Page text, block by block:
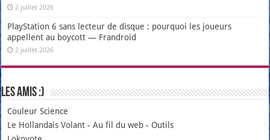
2 juillet 2026
PlayStation 6 sans lecteur de disque : pourquoi les joueurs
appellent au boycott — Frandroid
2 juillet 2026
Les amis :)
Couleur Science
Le Hollandais Volant -Au fil du web - Outils